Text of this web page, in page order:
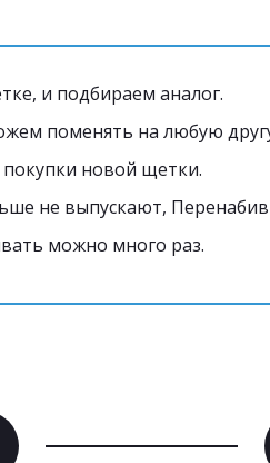
и подбираем аналог.
поменять на любую
новой щетки.
не выпускают,
можно много раз.